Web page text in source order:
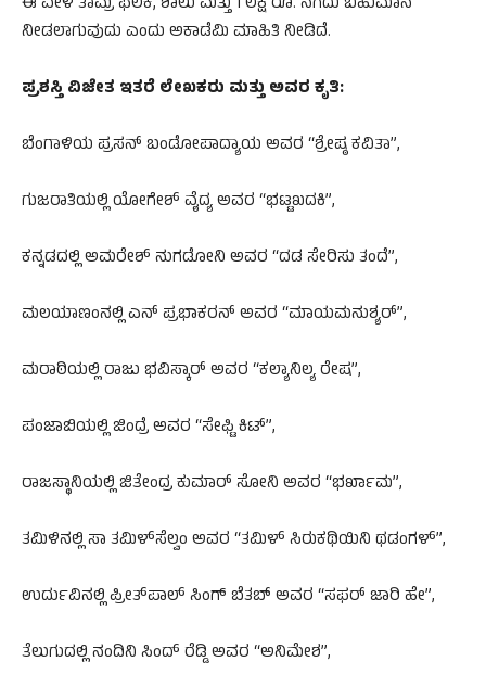
ನೀಡಲಾಗುವುದು ಎಂದು ಅಕಾಡೆಮಿ ಮಾಹಿತಿ ನೀಡಿದೆ.
ಪ್ರಶಸ್ತಿ ವಿಜೇತ ಇತರೆ ಲೇಖಕರು ಮತ್ತು ಅವರ ಕೃತಿ:
ಬೆಂಗಾಳಿಯ ಪ್ರಸನ್​ ಬಂಡೋಪಾದ್ಯಾಯ ಅವರ “ಶ್ರೇಷ್ಠ ಕವಿತಾ”,
ಗುಜರಾತಿಯಲ್ಲಿ ಯೋಗೇಶ್​ ವೈದ್ಯ ಅವರ “ಭಟ್ಟಖದಕಿ”,
ಕನ್ನಡದಲ್ಲಿ ಅಮರೇಶ್​ ನುಗಡೋನಿ ಅವರ “ದಡ ಸೇರಿಸು ತಂದೆ”,
ಮಲಯಾಣಂನಲ್ಲಿ ಎನ್​ ಪ್ರಭಾಕರನ್​ ಅವರ “ಮಾಯಮನುಶ್ಯರ್”,​
ಮರಾಠಿಯಲ್ಲಿ ರಾಜು ಭವಿಸ್ಕಾರ್​ ಅವರ “ಕಲ್ಯಾನಿಲ್ಯ ರೇಷ”,
ಪಂಜಾಬಿಯಲ್ಲಿ ಜಿಂದ್ರೆ ಅವರ “ಸೇಫ್ಟಿ ಕಿಟ್”​,
ರಾಜಸ್ಥಾನಿಯಲ್ಲಿ ಜಿತೇಂದ್ರ ಕುಮಾರ್​ ಸೋನಿ ಅವರ “ಭರ್ಖಾಮ”,
ತಮಿಳಿನಲ್ಲಿ ಸಾ ತಮಿಳ್​ಸೆಲ್ವಂ ಅವರ “ತಮಿಳ್​​ ಸಿರುಕಥಿಯಿನಿ ಥಡಂಗಳ್”​,
ಉರ್ದುವಿನಲ್ಲಿ ಪ್ರೀತ್​ಪಾಲ್​ ಸಿಂಗ್​ ಬೆತಬ್​ ಅವರ “ಸಫರ್​ ಜಾರಿ ಹೇ”,
ತೆಲುಗುದಲ್ಲಿ ನಂದಿನಿ ಸಿಂದ್​ ರೆಡ್ಡಿ ಅವರ “ಅನಿಮೇಶ”,